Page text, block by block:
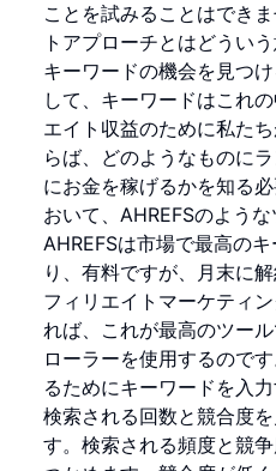
ことを試みることはでき
トアプローチとはどうい
キーワードの機会を見つ
して、キーワードはこれ
エイト収益のために私た
らば、どのようなものに
にお金を稼げるかを知る
おいて、AHREFSのような
AHREFSは市場で最高の
り、有料ですが、月末に
フィリエイトマーケティ
れば、これが最高のツー
ローラーを使用するので
るためにキーワードを入
検索される回数と競合度
す。検索される頻度と競